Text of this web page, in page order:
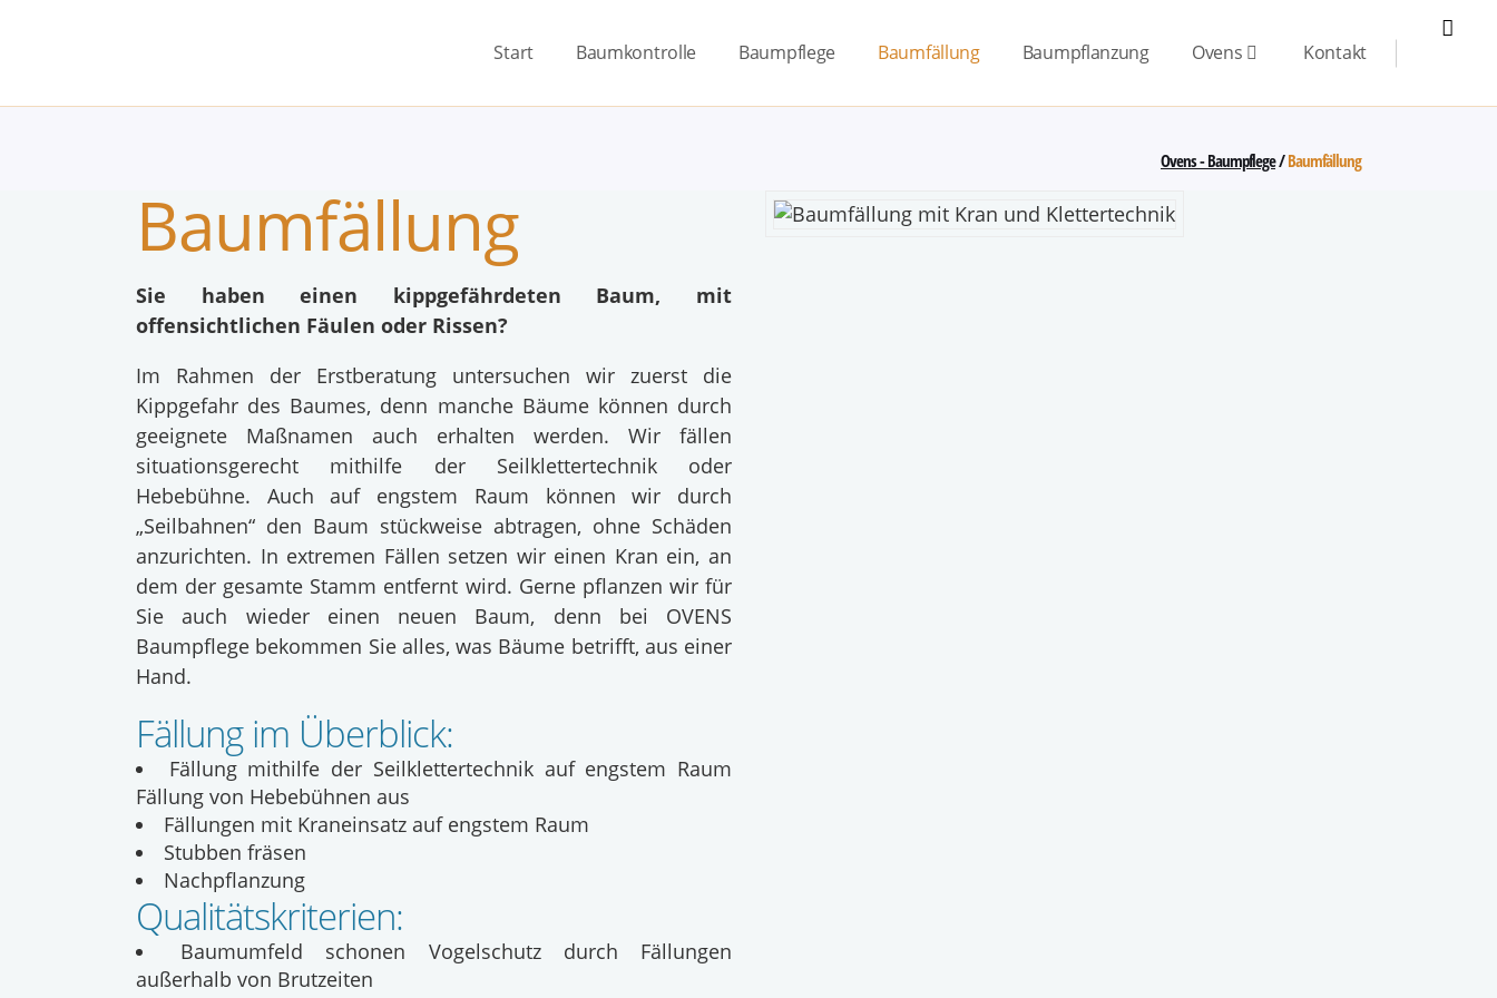
Start Baumkontrolle Baumpflege Baumfällung Baumpflanzung Ovens Kontakt
Ovens - Baumpflege/Baumfällung
Baumfällung
Sie haben einen kippgefährdeten Baum, mit
offensichtlichen Fäulen oder Rissen?
Im Rahmen der Erstberatung untersuchen wir zuerst die
Kippgefahr des Baumes, denn manche Bäume können durch
geeignete Maßnamen auch erhalten werden. Wir fällen
situationsgerecht mithilfe der Seilklettertechnik oder
Hebebühne. Auch auf engstem Raum können wir durch
„Seilbahnen“ den Baum stückweise abtragen, ohne Schäden
anzurichten. In extremen Fällen setzen wir einen Kran ein, an
dem der gesamte Stamm entfernt wird. Gerne pflanzen wir für
Sie auch wieder einen neuen Baum, denn bei OVENS
Baumpflege bekommen Sie alles, was Bäume betrifft, aus einer
Hand.
Fällung im Überblick:
Fällung mithilfe der Seilklettertechnik auf engstem Raum
Fällung von Hebebühnen aus
Fällungen mit Kraneinsatz auf engstem Raum
Stubben fräsen
Nachpflanzung
Qualitätskriterien:
Baumumfeld schonen Vogelschutz durch Fällungen
außerhalb von Brutzeiten